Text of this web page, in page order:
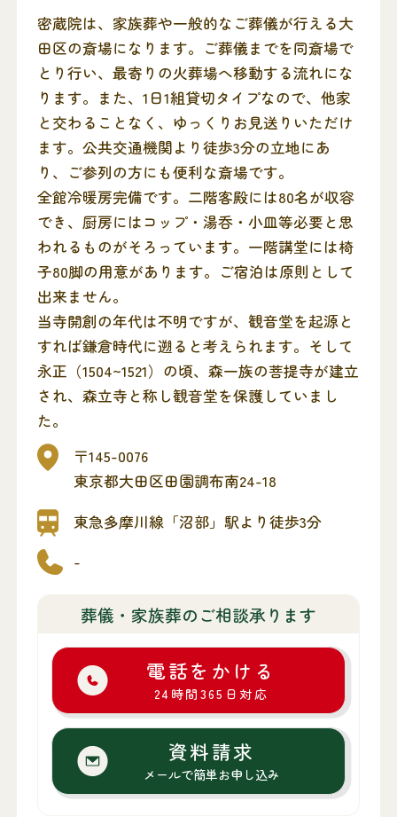
密蔵院は、家族葬や一般的なご葬儀が行える大
田区の斎場になります。ご葬儀までを同斎場で
とり行い、最寄りの火葬場へ移動する流れにな
ります。また、1日1組貸切タイプなので、他家
と交わることなく、ゆっくりお見送りいただけ
ます。公共交通機関より徒歩3分の立地にあ
り、ご参列の方にも便利な斎場です。
全館冷暖房完備です。二階客殿には80名が収容
でき、厨房にはコップ・湯呑・小皿等必要と思
われるものがそろっています。一階講堂には椅
子80脚の用意があります。ご宿泊は原則として
出来ません。
当寺開創の年代は不明ですが、観音堂を起源と
すれば鎌倉時代に遡ると考えられます。そして
永正（1504~1521）の頃、森一族の菩提寺が建立
され、森立寺と称し観音堂を保護していまし
た。
〒145-0076
東京都大田区田園調布南24-18
東急多摩川線「沼部」駅より徒歩3分
-
葬儀・家族葬のご相談承ります
電話をかける
24時間365日対応
資料請求
メールで簡単お申し込み